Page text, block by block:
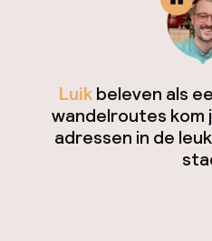
Luikbeleven als
wandelroutes
adressen in de